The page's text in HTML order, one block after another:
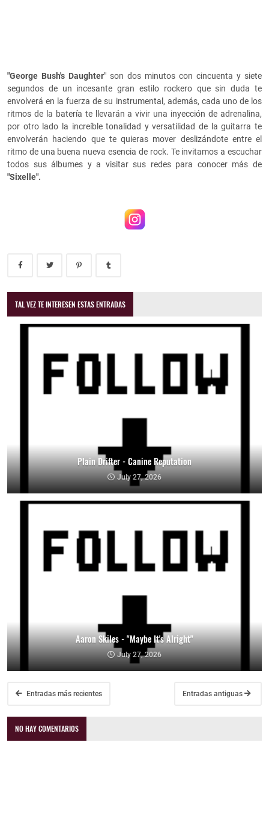
"George Bush's Daughter" son dos minutos con cincuenta y siete
segundos de un incesante gran estilo rockero que sin duda te
envolverá en la fuerza de su instrumental, además, cada uno de los
ritmos de la batería te llevarán a vivir una inyección de adrenalina,
por otro lado la increíble tonalidad y versatilidad de la guitarra te
envolverán haciendo que te quieras mover deslizándote entre el
ritmo de una buena nueva esencia de rock. Te invitamos a escuchar
todos sus álbumes y a visitar sus redes para conocer más de
"Sixelle".
TAL VEZ TE INTERESEN ESTAS ENTRADAS
Plain Drifter - Canine Reputation
July 27, 2026
Aaron Skiles - "Maybe It's Alright"
July 27, 2026
Entradas más recientes Entradas antiguas
NO HAY COMENTARIOS